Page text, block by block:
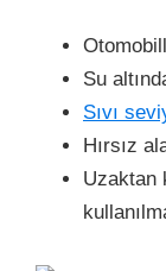
Su
Sıvı
Hırsız
Uzaktan